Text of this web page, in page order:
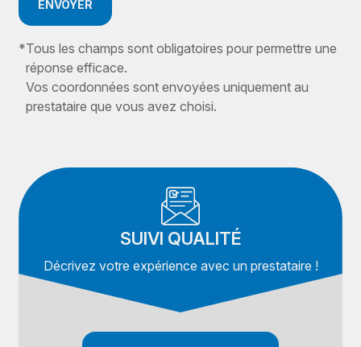
ENVOYER
*Tous les champs sont obligatoires pour permettre une
réponse efficace.
Vos coordonnées sont envoyées uniquement au
prestataire que vous avez choisi.
SUIVI QUALITÉ
Décrivez votre expérience avec un prestataire !